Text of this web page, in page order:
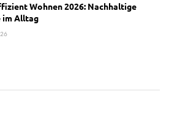
Wohnen 2026: Nachhaltige
im Alltag